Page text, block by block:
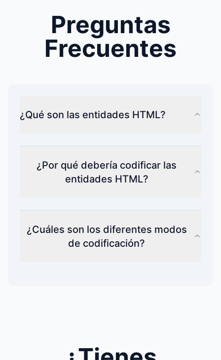
Preguntas
Frecuentes
¿Qué son las entidades HTML?
¿Por qué debería codificar las
entidades HTML?
¿Cuáles son los diferentes modos
de codificación?